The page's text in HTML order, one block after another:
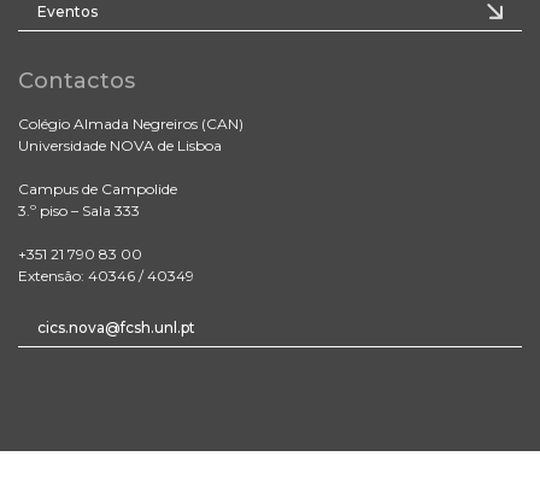
Eventos
Contactos
Colégio Almada Negreiros (CAN)
Universidade NOVA de Lisboa
Campus de Campolide
3.º piso – Sala 333
+351 21 790 83 00
Extensão: 40346 / 40349
cics.nova@fcsh.unl.pt